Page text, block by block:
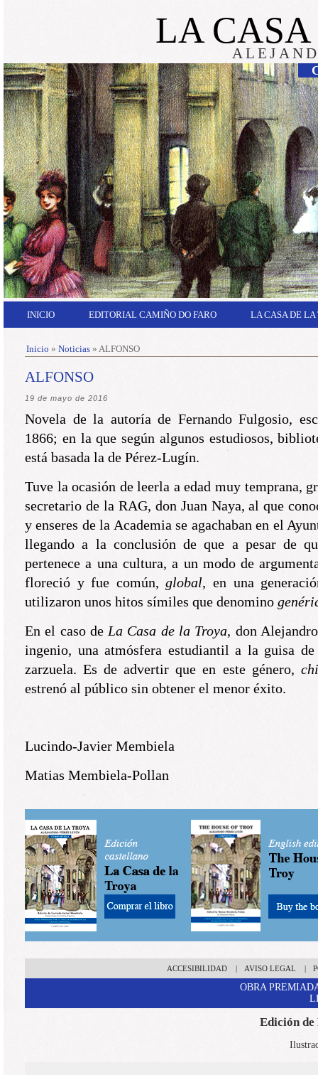
LA
INICIO EDITORIAL CAMIÑO DO FARO LA CASA DE LA
Inicio » Noticias » ALFONSO
ALFONSO
19 de mayo de 2016
Novela de la autoría de Fernando Fulgosio,
1866; en la que según algunos estudiosos,
está basada la de Pérez-Lugín.
Tuve la ocasión de leerla a edad muy temprana,
secretario de la RAG, don Juan Naya, al que
y enseres de la Academia se agachaban en el
llegando a la conclusión de que a pesar de
pertenece a una cultura, a un modo de
floreció y fue común,global, en una
utilizaron unos hitos símiles que denomino
En el caso de La Casa de la Troya, don
ingenio, una atmósfera estudiantil a la guisa
zarzuela. Es de advertir que en este género,
estrenó al público sin obtener el menor éxito.
Lucindo-Javier Membiela
Matias Membiela-Pollan
ACCESIBILIDAD | AVISO LEGAL |
OBRA
Edición